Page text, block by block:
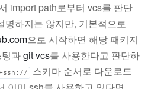
import path로부터 vcs를 판단
명하지는 않지만, 기본적으로
으로 시작하면 해당 패키지
과git vcs를 사용한다고 판단하
스키마 순서로 다운로드